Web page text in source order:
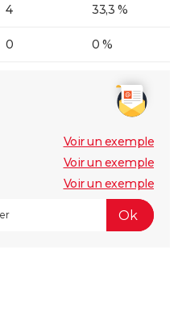
4 33,3 %
0 0 %
Voir un exemple
Voir un exemple
Voir un exemple